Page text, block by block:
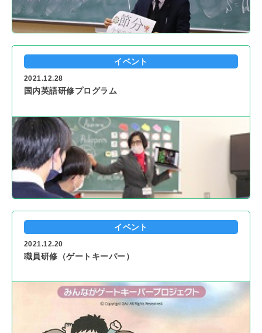
イベント
2021.12.28
国内英語研修プログラム
イベント
2021.12.20
職員研修（ゲートキーパー）